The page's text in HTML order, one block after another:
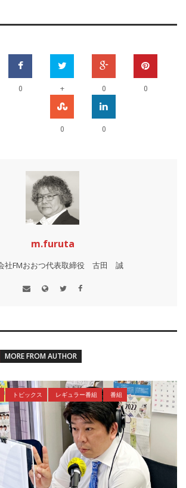
0 + 0 0
0 0
m.furuta
社FMおおつ代表取締役 古田 誠
MORE FROM AUTHOR
トピックス レギュラー番組 番組